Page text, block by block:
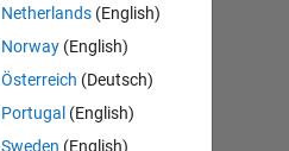
Netherlands (English)
Norway (English)
Österreich (Deutsch)
Portugal (English)
Sweden (English)